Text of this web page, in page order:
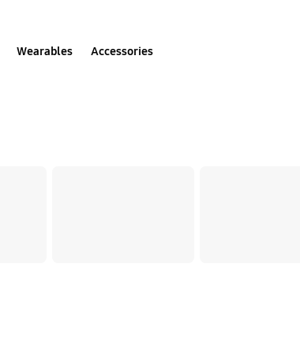
Wearables Accessories